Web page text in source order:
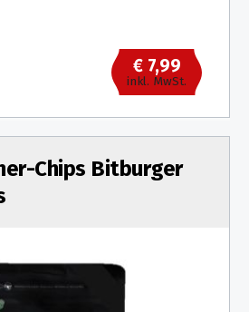
€ 7,99
inkl. MwSt.
Chips Bitburger